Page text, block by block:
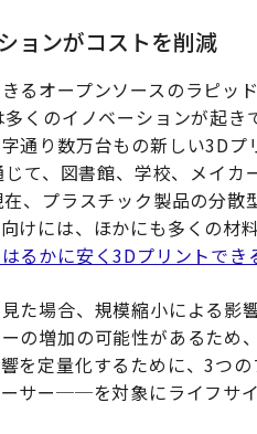
ョンがコストを削減
るオープンソースのラピッ
くのイノベーションが起
通り数万台もの新しい3D
て、図書館、学校、メイカ
、プラスチック製品の分
けには、ほかにも多くの材
るかに安く3Dプリントでき
た場合、規模縮小による影
の増加の可能性があるため
を定量化するために、3つ
サー──を対象にライフサ